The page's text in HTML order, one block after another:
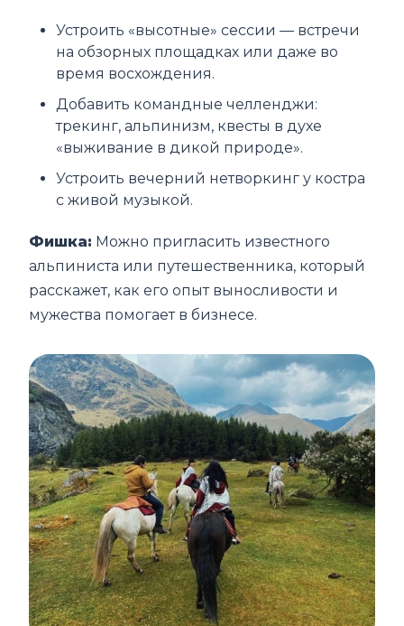
Устроить «высотные» сессии — встречи
на обзорных площадках или даже во
время восхождения.
Добавить командные челленджи:
трекинг, альпинизм, квесты в духе
«выживание в дикой природе».
Устроить вечерний нетворкинг у костра
с живой музыкой.
Фишка: Можно пригласить известного
альпиниста или путешественника, который
расскажет, как его опыт выносливости и
мужества помогает в бизнесе.